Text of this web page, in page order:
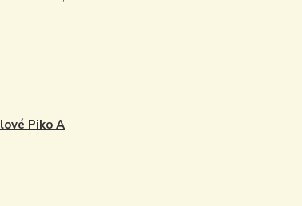
Piko A